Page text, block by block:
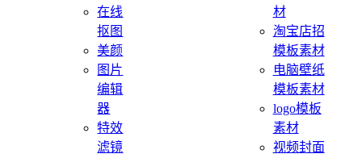
在线
抠图
美颜
图片
编辑
器
特效
滤镜
材
淘宝店招
模板素材
电脑壁纸
模板素材
logo模板
素材
视频封面